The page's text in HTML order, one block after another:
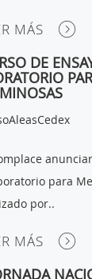
MÁS
DE
para
por..
MÁS